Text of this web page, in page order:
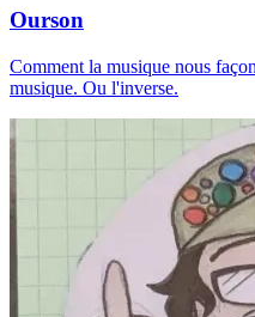
Ourson
Comment la musique nous
musique. Ou l'inverse.